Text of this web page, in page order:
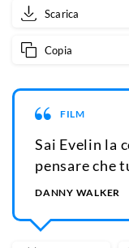
Scarica
Copia
FILM
Sai Evelin la
pensare che
DANNY WALKER